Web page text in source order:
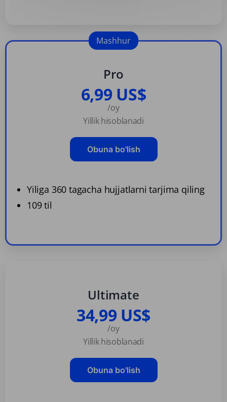
Pro
6,99 US$
/oy
Yillik hisoblanadi
Obuna bo'lish
Yiliga 360 tagacha hujjatlarni tarjima qiling
109 til
Mashhur
Ultimate
34,99 US$
/oy
Yillik hisoblanadi
Obuna bo'lish